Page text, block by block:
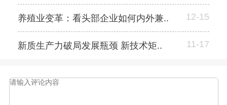
养殖业变革：看头部企业如何内外兼.. 12-15
新质生产力破局发展瓶颈 新技术矩.. 11-17